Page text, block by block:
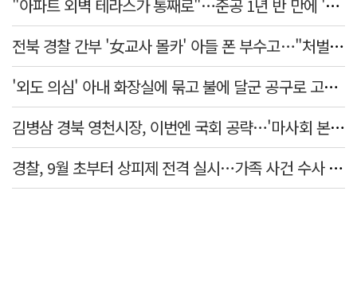
"아파트 외벽 테라스가 통째로"…준공 1년 반 만에 '아찔 사고'
전북 경찰 간부 '女교사 몰카' 아들 폰 부수고…"처벌 못하는 사안" 내부망에 글
'외도 의심' 아내 화장실에 묶고 불에 달군 공구로 고문…남편 검거
김병삼 경북 영천시장, 이번엔 국회 공략…'마사회 본사 이전·광역교통망 확충' 요청
경찰, 9월 초부터 상피제 전격 실시…가족 사건 수사 못해